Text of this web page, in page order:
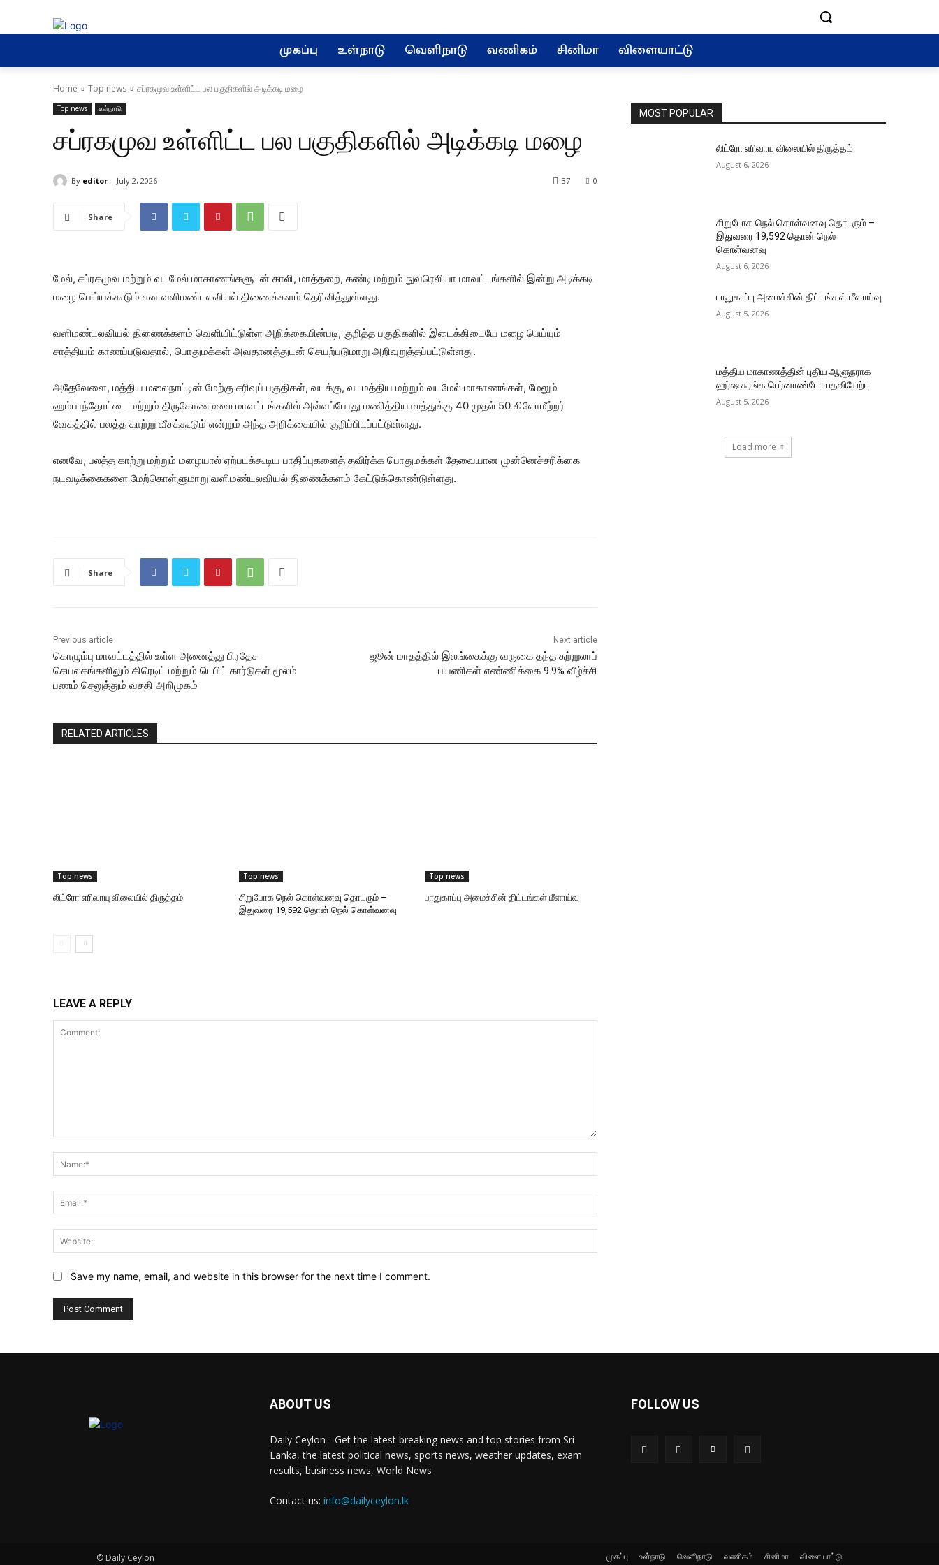
முகப்பு உள்நாடு வெளிநாடு வணிகம் சினிமா விளையாட்டு
Home Top news சப்ரகமுவ உள்ளிட்ட பல பகுதிகளில் அடிக்கடி மழை
Top news உள்நாடு
சப்ரகமுவ உள்ளிட்ட பல பகுதிகளில் அடிக்கடி மழை
By editor July 2, 2026 0
37
Share
மேல், சப்ரகமுவ மற்றும் வடமேல் மாகாணங்களுடன் காலி, மாத்தறை, கண்டி மற்றும் நுவரெலியா மாவட்டங்களில் இன்று அடிக்கடி
மழை பெய்யக்கூடும் என வளிமண்டலவியல் திணைக்களம் தெரிவித்துள்ளது.
வளிமண்டலவியல் திணைக்களம் வெளியிட்டுள்ள அறிக்கையின்படி, குறித்த பகுதிகளில் இடைக்கிடையே மழை பெய்யும்
சாத்தியம் காணப்படுவதால், பொதுமக்கள் அவதானத்துடன் செயற்படுமாறு அறிவுறுத்தப்பட்டுள்ளது.
அதேவேளை, மத்திய மலைநாட்டின் மேற்கு சரிவுப் பகுதிகள், வடக்கு, வடமத்திய மற்றும் வடமேல் மாகாணங்கள், மேலும்
ஹம்பாந்தோட்டை மற்றும் திருகோணமலை மாவட்டங்களில் அவ்வப்போது மணித்தியாலத்துக்கு 40 முதல் 50 கிலோமீற்றர்
வேகத்தில் பலத்த காற்று வீசக்கூடும் என்றும் அந்த அறிக்கையில் குறிப்பிடப்பட்டுள்ளது.
எனவே, பலத்த காற்று மற்றும் மழையால் ஏற்படக்கூடிய பாதிப்புகளைத் தவிர்க்க பொதுமக்கள் தேவையான முன்னெச்சரிக்கை
நடவடிக்கைகளை மேற்கொள்ளுமாறு வளிமண்டலவியல் திணைக்களம் கேட்டுக்கொண்டுள்ளது.
Share
Previous article
கொழும்பு மாவட்டத்தில் உள்ள அனைத்து பிரதேச
செயலகங்களிலும் கிரெடிட் மற்றும் டெபிட் கார்டுகள் மூலம்
பணம் செலுத்தும் வசதி அறிமுகம்
Next article
ஜூன் மாதத்தில் இலங்கைக்கு வருகை தந்த சுற்றுலாப்
பயணிகள் எண்ணிக்கை 9.9% வீழ்ச்சி
RELATED ARTICLES
Top news
லிட்ரோ எரிவாயு விலையில் திருத்தம்
Top news
சிறுபோக நெல் கொள்வனவு தொடரும் –
இதுவரை 19,592 தொன் நெல் கொள்வனவு
Top news
பாதுகாப்பு அமைச்சின் திட்டங்கள் மீளாய்வு
LEAVE A REPLY
Save my name, email, and website in this browser for the next time I comment.
MOST POPULAR
லிட்ரோ எரிவாயு விலையில் திருத்தம்
August 6, 2026
சிறுபோக நெல் கொள்வனவு தொடரும் –
இதுவரை 19,592 தொன் நெல்
கொள்வனவு
August 6, 2026
பாதுகாப்பு அமைச்சின் திட்டங்கள் மீளாய்வு
August 5, 2026
மத்திய மாகாணத்தின் புதிய ஆளுநராக
ஹர்ஷ சுரங்க பெர்னாண்டோ பதவியேற்பு
August 5, 2026
Load more
ABOUT US
Daily Ceylon - Get the latest breaking news and top stories from Sri
Lanka, the latest political news, sports news, weather updates, exam
results, business news, World News
Contact us: info@dailyceylon.lk
FOLLOW US
© Daily Ceylon முகப்பு உள்நாடு வெளிநாடு வணிகம் சினிமா விளையாட்டு